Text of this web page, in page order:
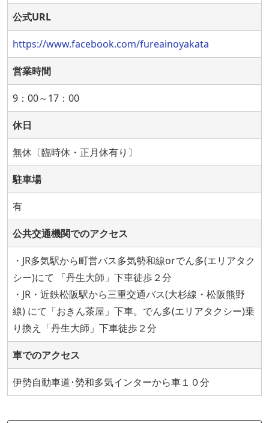
公式URL
https://www.facebook.com/fureainoyakata
営業時間
9：00～17：00
休日
無休〔臨時休・正月休有り〕
駐車場
有
公共交通機関でのアクセス
・JR多気駅から町営バス多気勢和線orでん多(エリアタク
シー)にて 「丹生大師」下車徒歩２分
・JR・近鉄松阪駅から三重交通バス(大杉線・松阪熊野
線) にて「おきん茶屋」下車。でん多(エリアタクシー)乗
り換え「丹生大師」下車徒歩２分
車でのアクセス
伊勢自動車道･勢和多気インターから車１０分